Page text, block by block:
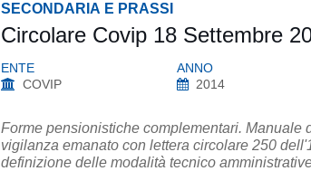
SECONDARIA E PRASSI
Circolare Covip 18 Settembre
ENTE
COVIP
ANNO
2014
Forme pensionistiche complementari. Manuale
vigilanza emanato con lettera circolare 250
definizione delle modalità tecnico